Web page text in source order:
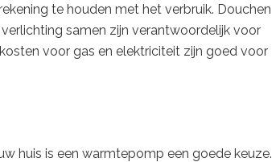
te houden met het verbruik. Douchen
samen zijn verantwoordelijk voor
voor gas en elektriciteit zijn goed voor
huis is een warmtepomp een goede keuze.